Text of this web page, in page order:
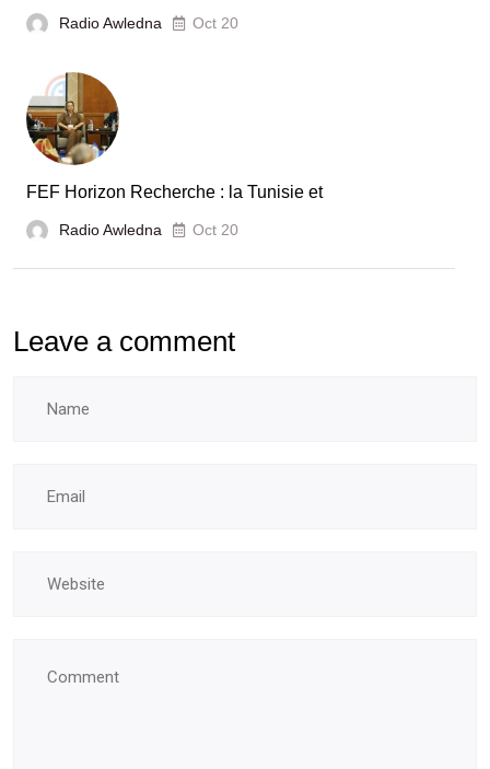
Radio Awledna Oct 20
FEF Horizon Recherche : la Tunisie et
Radio Awledna Oct 20
Leave a comment